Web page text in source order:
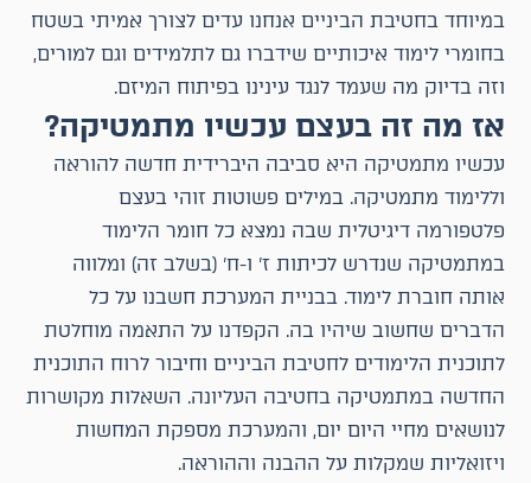
במיוחד בחטיבת הביניים אנחנו עדים לצורך אמיתי בשטח
בחומרי לימוד איכותיים שידברו גם לתלמידים וגם למורים,
וזה בדיוק מה שעמד לנגד עינינו בפיתוח המיזם.
אז מה זה בעצם עכשיו מתמטיקה?
עכשיו מתמטיקה היא סביבה היברידית חדשה להוראה
וללימוד מתמטיקה. במילים פשוטות זוהי בעצם
פלטפורמה דיגיטלית שבה נמצא כל חומר הלימוד
במתמטיקה שנדרש לכיתות ז' ו-ח' (בשלב זה) ומלווה
אותה חוברת לימוד. בבניית המערכת חשבנו על כל
הדברים שחשוב שיהיו בה. הקפדנו על התאמה מוחלטת
לתוכנית הלימודים לחטיבת הביניים וחיבור לרוח התוכנית
החדשה במתמטיקה בחטיבה העליונה. השאלות מקושרות
לנושאים מחיי היום יום, והמערכת מספקת המחשות
ויזואליות שמקלות על ההבנה וההוראה.